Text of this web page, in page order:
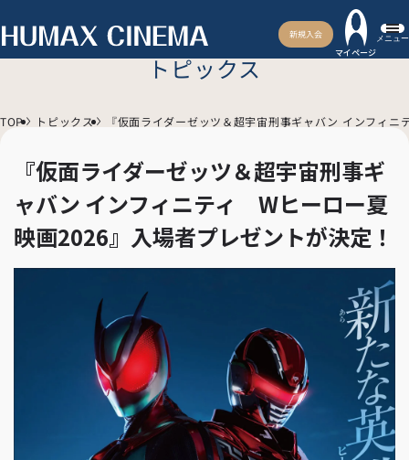
新規入会
マイページ
メニュー
トピックス
TOP トピックス 『仮面ライダーゼッツ＆超宇宙刑事ギャバン インフィ
『仮面ライダーゼッツ＆超宇宙刑事ギ
ャバン インフィニティ Wヒーロー夏
映画2026』入場者プレゼントが決定！